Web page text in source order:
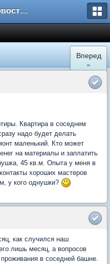
Форум Новостройки
Вперед
»
Квартира в соседнем
надо будет делать
маленький. Кто может
на материалы и заплатить
45 кв.м. Опыта у меня в
хороших мастеров
у кого однушки?
как случился наш
лишь месяц, а вопросов
в соседней башне.